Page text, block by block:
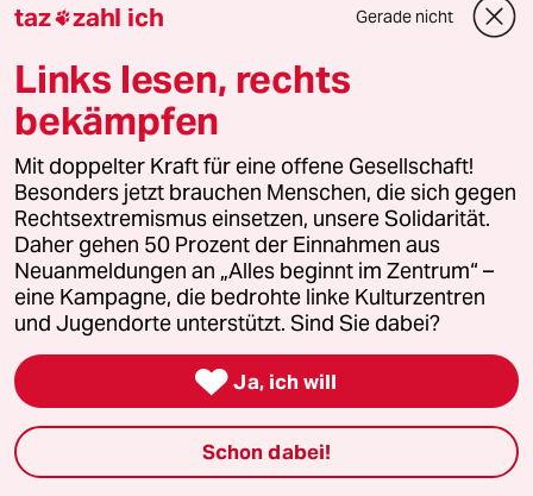
DA Devil's Advocate
01.10.2019
@Doktor No:
"Law enforcement including
domestic riot control purposes" is
"not prohibited under this
convention," Art. II (9) (d) selbiger
Konvention. Wenn Sie einen
Gesetzestext, völkerrechtlichen
Vertrag o.ä. haben, lesen Sie ihn
vollständig. Also ja, ich finde das ok,
es ist ja schließlich ausdrücklich
erlaubt. Chemiewaffen sind in
Kriegen verboten, weil sie
unteranderem mit hoher
Wahrscheinlichkeit auch unbeteiligte
Zivilisten treffen oder die Natur
belasten (z.B. Boden oder
Gundwasser vergiften). Sie machen
taz zahl ich Gerade nicht
Links lesen, rechts
bekämpfen
Mit doppelter Kraft für eine offene Gesellschaft!
Besonders jetzt brauchen Menschen, die sich gegen
Rechtsextremismus einsetzen, unsere Solidarität.
Daher gehen 50 Prozent der Einnahmen aus
Neuanmeldungen an „Alles beginnt im Zentrum“ –
eine Kampagne, die bedrohte linke Kulturzentren
und Jugendorte unterstützt. Sind Sie dabei?
 Ja, ich will
Schon dabei!